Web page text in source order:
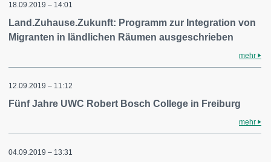
18.09.2019 – 14:01
Land.Zuhause.Zukunft: Programm zur Integration von
Migranten in ländlichen Räumen ausgeschrieben
mehr
12.09.2019 – 11:12
Fünf Jahre UWC Robert Bosch College in Freiburg
mehr
04.09.2019 – 13:31